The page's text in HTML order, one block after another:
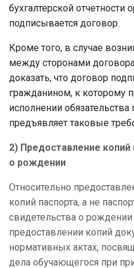
бухгалтерской отчетности
подписывается договор.
Кроме того, в случае
между сторонами
доказать, что договор
гражданином, к которому
исполнении
предъявляет таковые
2) Предоставление копий
о рождении
Относительно
копий паспорта, а не
свидетельства о
предоставлении копий
нормативных актах,
дела обучающегося при